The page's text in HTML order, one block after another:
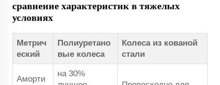
сравнение характеристик в тяжелых
условиях
Метрич
еский
Полиуретано
вые колеса
Колеса из кованой
стали
Аморти
на 30%